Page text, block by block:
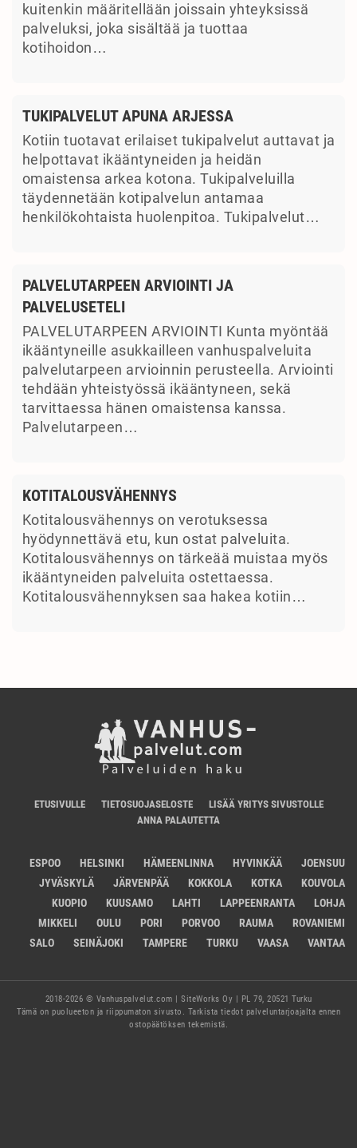
kuitenkin määritellään joissain yhteyksissä
palveluksi, joka sisältää ja tuottaa
kotihoidon…
TUKIPALVELUT APUNA ARJESSA
Kotiin tuotavat erilaiset tukipalvelut auttavat ja
helpottavat ikääntyneiden ja heidän
omaistensa arkea kotona. Tukipalveluilla
täydennetään kotipalvelun antamaa
henkilökohtaista huolenpitoa. Tukipalvelut…
PALVELUTARPEEN ARVIOINTI JA
PALVELUSETELI
PALVELUTARPEEN ARVIOINTI Kunta myöntää
ikääntyneille asukkailleen vanhuspalveluita
palvelutarpeen arvioinnin perusteella. Arviointi
tehdään yhteistyössä ikääntyneen, sekä
tarvittaessa hänen omaistensa kanssa.
Palvelutarpeen…
KOTITALOUSVÄHENNYS
Kotitalousvähennys on verotuksessa
hyödynnettävä etu, kun ostat palveluita.
Kotitalousvähennys on tärkeää muistaa myös
ikääntyneiden palveluita ostettaessa.
Kotitalousvähennyksen saa hakea kotiin…
ETUSIVULLE TIETOSUOJASELOSTE
LISÄÄ YRITYS SIVUSTOLLE
ANNA PALAUTETTA
ESPOO HELSINKI HÄMEENLINNA HYVINKÄÄ
JOENSUU
JYVÄSKYLÄ
JÄRVENPÄÄ KOKKOLA KOTKA
KOUVOLA
KUOPIO
KUUSAMO LAHTI LAPPEENRANTA
LOHJA
MIKKELI
OULU PORI PORVOO RAUMA
ROVANIEMI
SALO
SEINÄJOKI TAMPERE TURKU VAASA VANTAA
2018-2026 © Vanhuspalvelut.com | SiteWorks Oy | PL 79, 20521 Turku
Tämä on puolueeton ja riippumaton sivusto. Tarkista tiedot palveluntarjoajalta ennen
ostopäätöksen tekemistä.